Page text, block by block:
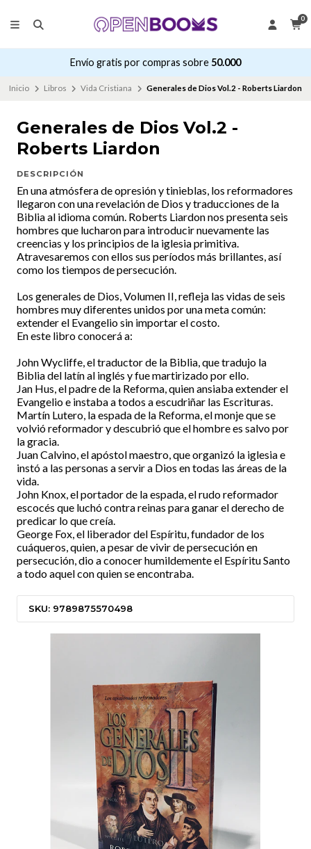
0
Envío gratis por compras sobre 50.000
Inicio Libros Vida Cristiana Generales de Dios Vol.2 - Roberts Liardon
Generales de Dios Vol.2 -
Roberts Liardon
DESCRIPCIÓN
En una atmósfera de opresión y tinieblas, los reformadores
llegaron con una revelación de Dios y traducciones de la
Biblia al idioma común. Roberts Liardon nos presenta seis
hombres que lucharon para introducir nuevamente las
creencias y los principios de la iglesia primitiva.
Atravesaremos con ellos sus períodos más brillantes, así
como los tiempos de persecución.
Los generales de Dios, Volumen II, refleja las vidas de seis
hombres muy diferentes unidos por una meta común:
extender el Evangelio sin importar el costo.
En este libro conocerá a:
John Wycliffe, el traductor de la Biblia, que tradujo la
Biblia del latín al inglés y fue martirizado por ello.
Jan Hus, el padre de la Reforma, quien ansiaba extender el
Evangelio e instaba a todos a escudriñar las Escrituras.
Martín Lutero, la espada de la Reforma, el monje que se
volvió reformador y descubrió que el hombre es salvo por
la gracia.
Juan Calvino, el apóstol maestro, que organizó la iglesia e
instó a las personas a servir a Dios en todas las áreas de la
vida.
John Knox, el portador de la espada, el rudo reformador
escocés que luchó contra reinas para ganar el derecho de
predicar lo que creía.
George Fox, el liberador del Espíritu, fundador de los
cuáqueros, quien, a pesar de vivir de persecución en
persecución, dio a conocer humildemente el Espíritu Santo
a todo aquel con quien se encontraba.
SKU: 9789875570498